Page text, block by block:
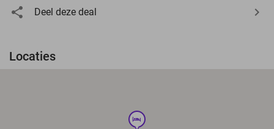
Deel deze deal
Locaties
hotel